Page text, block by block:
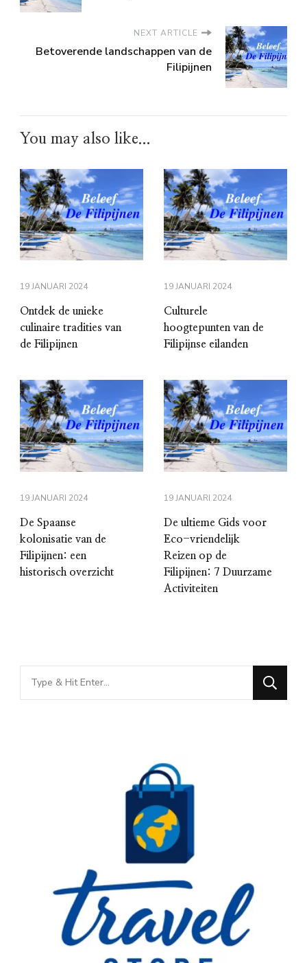
NEXT ARTICLE
Betoverende landschappen van de
Filipijnen
You may also like...
19 JANUARI 2024
Ontdek de unieke
culinaire tradities van
de Filipijnen
19 JANUARI 2024
Culturele
hoogtepunten van de
Filipijnse eilanden
19 JANUARI 2024
De Spaanse
kolonisatie van de
Filipijnen: een
historisch overzicht
19 JANUARI 2024
De ultieme Gids voor
Eco-vriendelijk
Reizen op de
Filipijnen: 7 Duurzame
Activiteiten
Looking
for